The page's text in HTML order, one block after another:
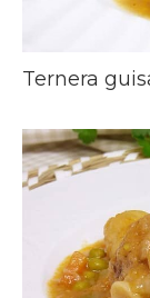
Ternera